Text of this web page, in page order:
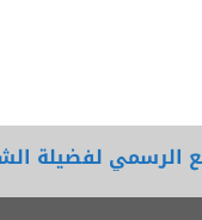
الرسمي لفضيلة